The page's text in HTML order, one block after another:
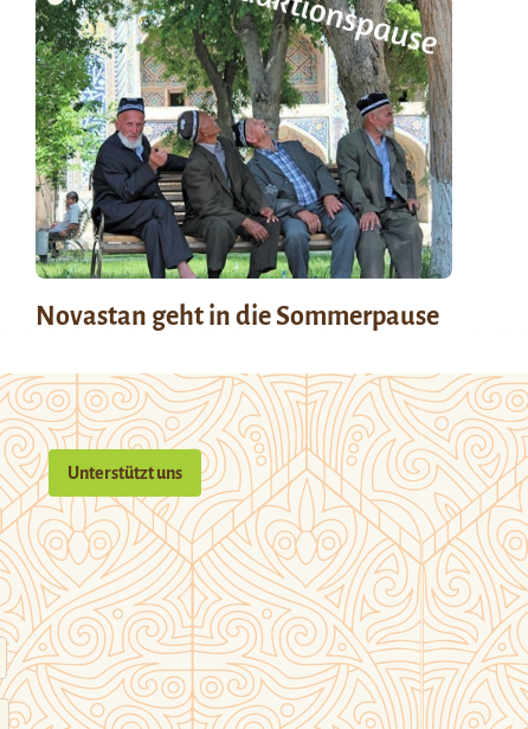
Novastan geht in die Sommerpause
Unterstützt uns